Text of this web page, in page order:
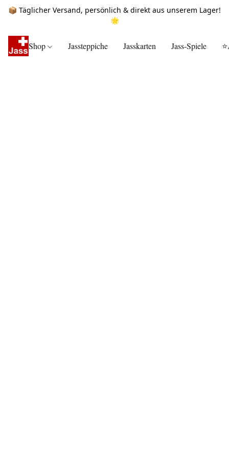
📦 Täglicher Versand, persönlich & direkt aus unserem Lager!
🌟
Shop Jassteppiche Jasskarten Jass-Spiele